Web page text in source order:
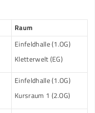
Raum
Einfeldhalle (1.OG)
Kletterwelt (EG)
Einfeldhalle (1.OG)
Kursraum 1 (2.OG)